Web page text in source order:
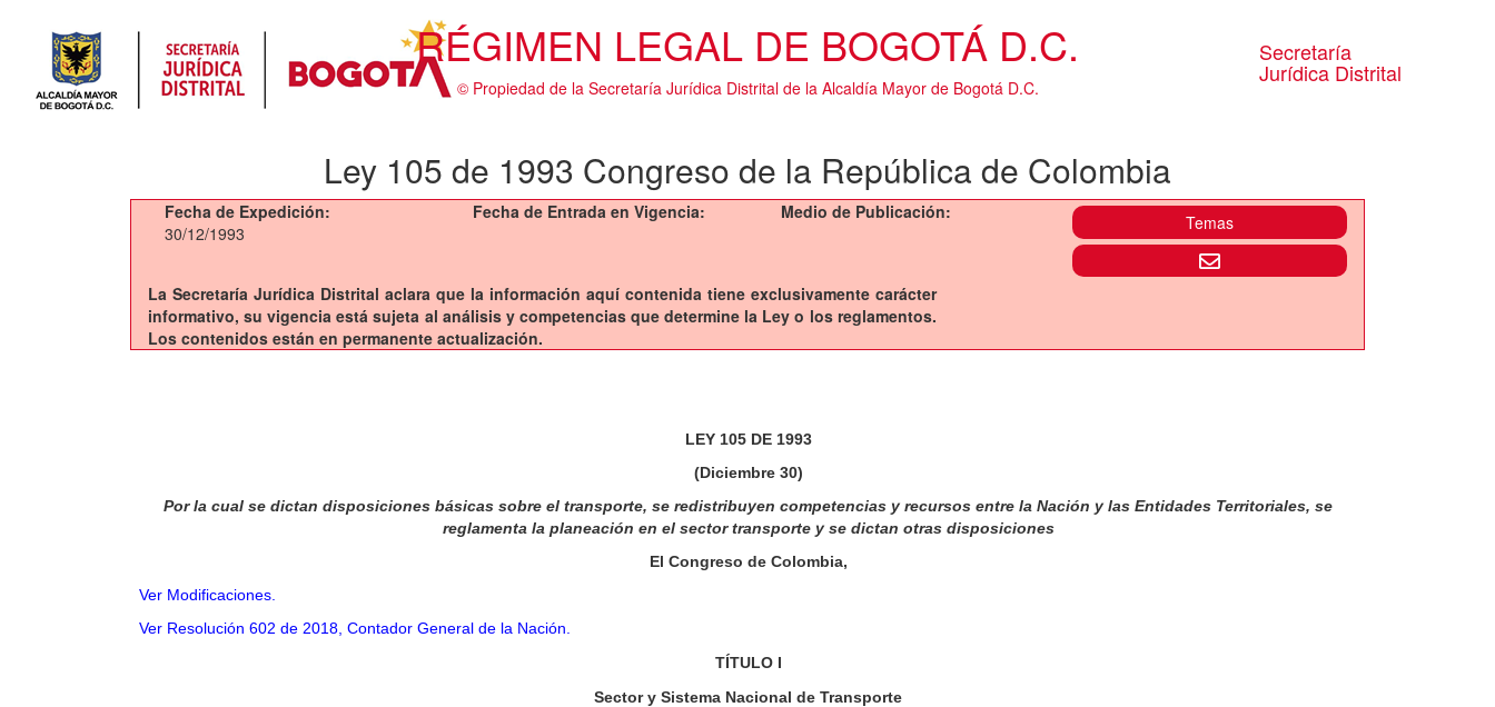
RÉGIMEN LEGAL DE BOGOTÁ D.C.
© Propiedad de la Secretaría Jurídica Distrital de la Alcaldía Mayor de Bogotá D.C.
Secretaría
Jurídica Distrital
Ley 105 de 1993 Congreso de la República de Colombia
Fecha de Expedición:
30/12/1993
Fecha de Entrada en Vigencia: Medio de Publicación: Temas
La Secretaría Jurídica Distrital aclara que la información aquí contenida tiene exclusivamente carácter
informativo, su vigencia está sujeta al análisis y competencias que determine la Ley o los reglamentos.
Los contenidos están en permanente actualización.
LEY 105 DE 1993
(Diciembre 30)
Por la cual se dictan disposiciones básicas sobre el transporte, se redistribuyen competencias y recursos entre la Nación y las Entidades Territoriales, se
reglamenta la planeación en el sector transporte y se dictan otras disposiciones
El Congreso de Colombia,
Ver Modificaciones.
Ver Resolución 602 de 2018, Contador General de la Nación.
TÍTULO I
Sector y Sistema Nacional de Transporte